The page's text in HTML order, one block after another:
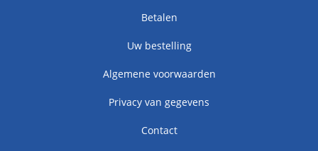
Betalen
Uw bestelling
Algemene voorwaarden
Privacy van gegevens
Contact